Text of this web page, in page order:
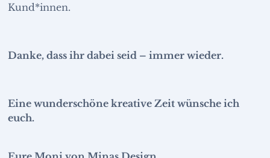
Kund*innen.
Danke, dass ihr dabei seid – immer wieder.
Eine wunderschöne kreative Zeit wünsche ich
euch.